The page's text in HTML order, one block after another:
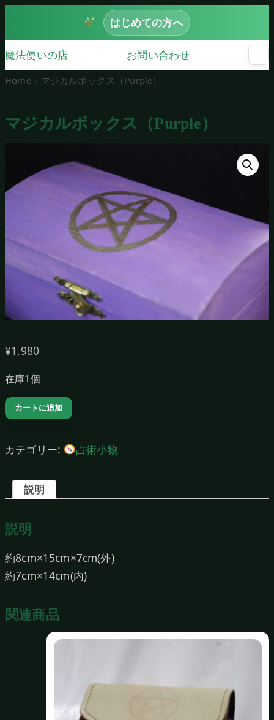
はじめての方へ
魔法使いの店 お問い合わせ
メ
Home マジカルボックス（Purple）
マジカルボックス（Purple）
¥1,980
在庫1個
マ
ジ
ル
ッ
ス
個
カートに追加
カテゴリー: 占術小物
説明
説明
約8cm×15cm×7cm(外)
約7cm×14cm(内)
関連商品